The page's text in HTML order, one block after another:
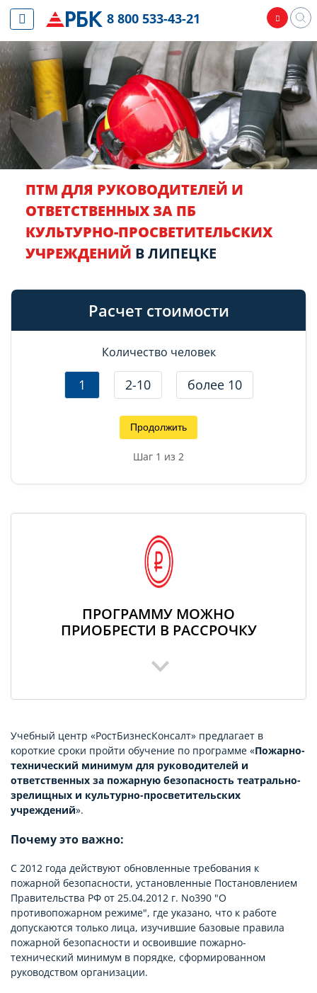
ПТМ ДЛЯ РУКОВОДИТЕЛЕЙ И
ОТВЕТСТВЕННЫХ ЗА ПБ
КУЛЬТУРНО-ПРОСВЕТИТЕЛЬСКИХ
УЧРЕЖДЕНИЙ В ЛИПЕЦКЕ
Расчет стоимости
Количество человек
1 2-10 более 10
Продолжить
Шаг 1 из 2
ПРОГРАММУ МОЖНО
ПРИОБРЕСТИ В РАССРОЧКУ
Учебный центр «РостБизнесКонсалт» предлагает в
короткие сроки пройти обучение по программе «Пожарно-
технический минимум для руководителей и
ответственных за пожарную безопасность театрально-
зрелищных и культурно-просветительских
учреждений».
Почему это важно:
С 2012 года действуют обновленные требования к
пожарной безопасности, установленные Постановлением
Правительства РФ от 25.04.2012 г. No390 "О
противопожарном режиме", где указано, что к работе
допускаются только лица, изучившие базовые правила
пожарной безопасности и освоившие пожарно-
технический минимум в порядке, сформированном
руководством организации.
8 800 533-43-21